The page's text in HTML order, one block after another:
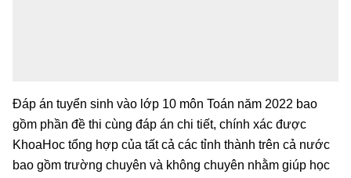
Đáp án tuyển sinh vào lớp 10 môn Toán năm 2022 bao
gồm phần đề thi cùng đáp án chi tiết, chính xác được
KhoaHoc tổng hợp của tất cả các tỉnh thành trên cả nước
bao gồm trường chuyên và không chuyên nhằm giúp học